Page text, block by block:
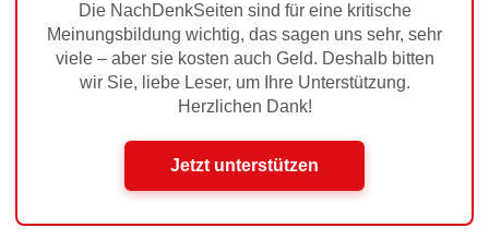
Die NachDenkSeiten sind für eine kritische
Meinungsbildung wichtig, das sagen uns sehr, sehr
viele – aber sie kosten auch Geld. Deshalb bitten
wir Sie, liebe Leser, um Ihre Unterstützung.
Herzlichen Dank!
Jetzt unterstützen